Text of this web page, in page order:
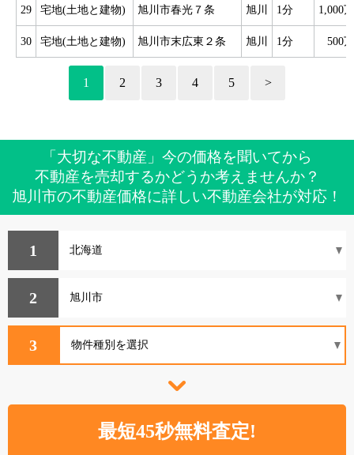
29 宅地(土地と建物) 旭川市春光７条 旭川 1分 1,000
30 宅地(土地と建物) 旭川市末広東２条 旭川 1分 500
1 2 3 4 5 >
「大切な不動産」今の価格を聞いてから
不動産を売却するかどうか考えませんか？
旭川市の不動産価格に詳しい不動産会社が対応！
1
2
3